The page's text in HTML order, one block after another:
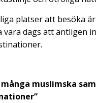
platser att besöka
vara dags att äntligen
många muslimska